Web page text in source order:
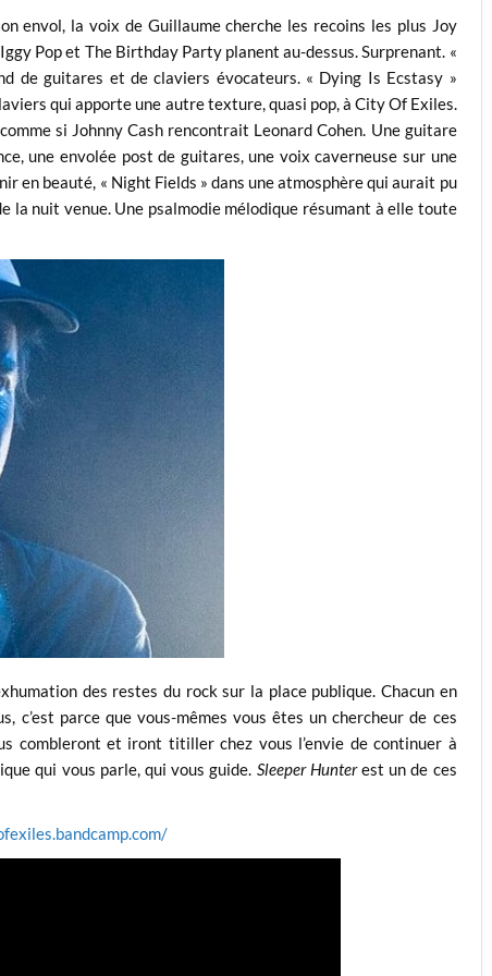
envol, la voix de Guillaume cherche les recoins les plus Joy
Pop et The Birthday Party planent au-dessus. Surprenant. «
de guitares et de claviers évocateurs. « Dying Is Ecstasy »
qui apporte une autre texture, quasi pop, à City Of Exiles.
si Johnny Cash rencontrait Leonard Cohen. Une guitare
une envolée post de guitares, une voix caverneuse sur une
en beauté, « Night Fields » dans une atmosphère qui aurait pu
la nuit venue. Une psalmodie mélodique résumant à elle toute
des restes du rock sur la place publique. Chacun en
c’est parce que vous-mêmes vous êtes un chercheur de ces
combleront et iront titiller chez vous l’envie de continuer à
qui vous parle, qui vous guide. Sleeper Hunterest un de ces